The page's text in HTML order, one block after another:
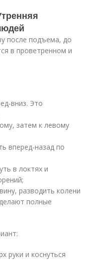
после подъема, до
в проветренном и
вниз. Это
затем к левому
вперед-назад по
в локтях и
разводить колени
полные
руки и коснуться